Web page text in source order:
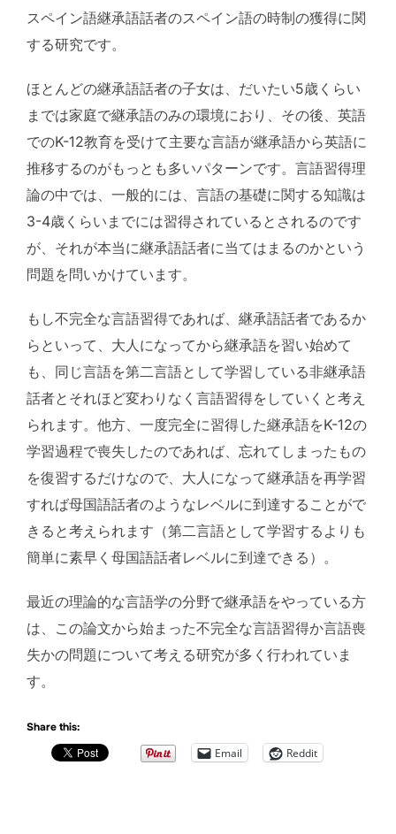
スペイン語継承語話者のスペイン語の時制の獲得に関
する研究です。
ほとんどの継承語話者の子女は、だいたい5歳くらい
までは家庭で継承語のみの環境におり、その後、英語
でのK-12教育を受けて主要な言語が継承語から英語に
推移するのがもっとも多いパターンです。言語習得理
論の中では、一般的には、言語の基礎に関する知識は
3-4歳くらいまでには習得されているとされるのです
が、それが本当に継承語話者に当てはまるのかという
問題を問いかけています。
もし不完全な言語習得であれば、継承語話者であるか
らといって、大人になってから継承語を習い始めて
も、同じ言語を第二言語として学習している非継承語
話者とそれほど変わりなく言語習得をしていくと考え
られます。他方、一度完全に習得した継承語をK-12の
学習過程で喪失したのであれば、忘れてしまったもの
を復習するだけなので、大人になって継承語を再学習
すれば母国語話者のようなレベルに到達することがで
きると考えられます（第二言語として学習するよりも
簡単に素早く母国語話者レベルに到達できる）。
最近の理論的な言語学の分野で継承語をやっている方
は、この論文から始まった不完全な言語習得か言語喪
失かの問題について考える研究が多く行われていま
す。
Share this:
Email Reddit